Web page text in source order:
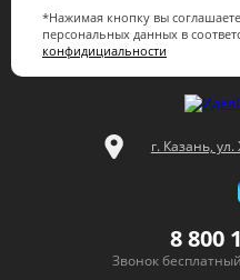
*Нажимая кнопку вы
персональных данных в
конфидициальности
г. Казань,
8 800
Звонок